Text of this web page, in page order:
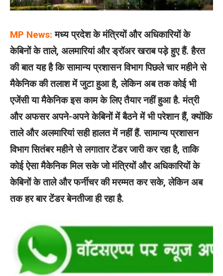
MP News: मध्य प्रदेश के मंत्रियों और अधिकारियों के
केबिनों के ताले, अलमारियां और ड्रॉअर खराब पड़े हुए हैं. हैरत
की बात यह है कि सामान्य प्रशासन विभाग पिछले चार महीने से
मैकेनिक की तलाश में जुटा हुआ है, लेकिन अब तक कोई भी
एजेंसी या मैकेनिक इस काम के लिए तैयार नहीं हुआ है. मंत्री
और अफसर अपने-अपने केबिनों में बैठने में भी परेशान हैं, क्योंकि
ताले और अलमारियां सही हालत में नहीं हैं. सामान्य प्रशासन
विभाग सितंबर महीने से लगातार टेंडर जारी कर रहा है, ताकि
कोई ऐसा मैकेनिक मिल सके जो मंत्रियों और अधिकारियों के
केबिनों के ताले और फर्नीचर की मरम्मत कर सके, लेकिन अब
तक हर बार टेंडर बेनतीजा ही रहा है.